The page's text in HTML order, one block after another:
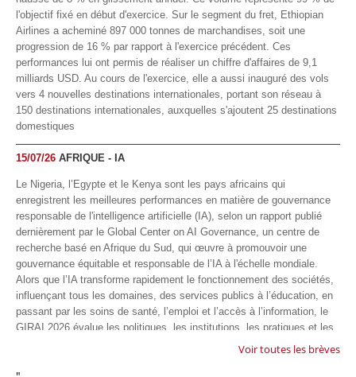
l'objectif fixé en début d'exercice. Sur le segment du fret, Ethiopian
Airlines a acheminé 897 000 tonnes de marchandises, soit une
progression de 16 % par rapport à l'exercice précédent. Ces
performances lui ont permis de réaliser un chiffre d'affaires de 9,1
milliards USD. Au cours de l'exercice, elle a aussi inauguré des vols
vers 4 nouvelles destinations internationales, portant son réseau à
150 destinations internationales, auxquelles s'ajoutent 25 destinations
domestiques
15/07/26 AFRIQUE - IA
Le Nigeria, l’Egypte et le Kenya sont les pays africains qui
enregistrent les meilleures performances en matière de gouvernance
responsable de l'intelligence artificielle (IA), selon un rapport publié
dernièrement par le Global Center on AI Governance, un centre de
recherche basé en Afrique du Sud, qui œuvre à promouvoir une
gouvernance équitable et responsable de l’IA à l'échelle mondiale.
Alors que l’IA transforme rapidement le fonctionnement des sociétés,
influençant tous les domaines, des services publics à l’éducation, en
passant par les soins de santé, l’emploi et l’accès à l’information, le
GIRAI 2026 évalue les politiques, les institutions, les pratiques et les
conditions générales de gouvernance qui favorisent un déploiement
Voir toutes les brèves